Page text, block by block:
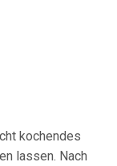
kochendes
lassen. Nach